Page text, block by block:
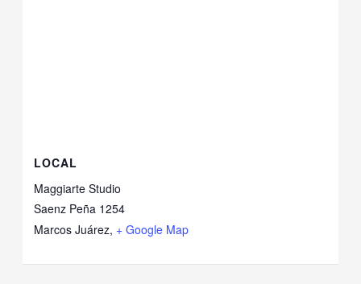
LOCAL
Maggiarte Studio
Saenz Peña 1254
Marcos Juárez, + Google Map